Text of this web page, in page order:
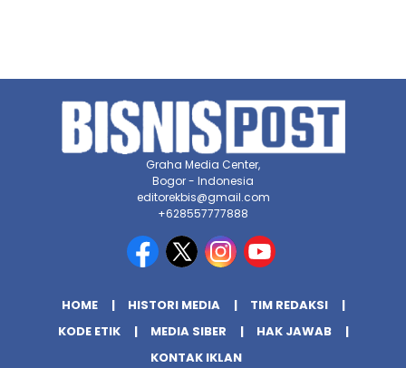
Graha Media Center,
Bogor - Indonesia
editorekbis@gmail.com
+628557777888
HOME HISTORI MEDIA
TIM REDAKSI
KODE ETIK
MEDIA SIBER
HAK JAWAB
KONTAK IKLAN